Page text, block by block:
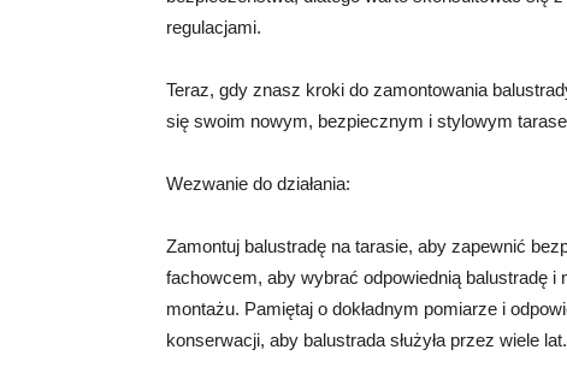
regulacjami.
Teraz, gdy znasz kroki do zamontowania
się swoim nowym, bezpiecznym i stylowym
Wezwanie do działania:
Zamontuj balustradę na tarasie, aby zapewnić
fachowcem, aby wybrać odpowiednią balustradę
montażu. Pamiętaj o dokładnym pomiarze i
konserwacji, aby balustrada służyła przez wiele lat.